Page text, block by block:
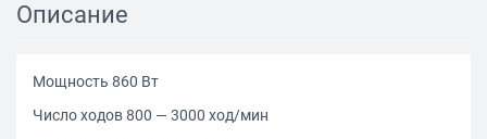
Описание
Мощность 860 Вт
Число ходов 800 — 3000 ход/мин